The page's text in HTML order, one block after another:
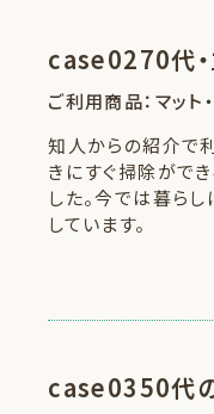
case0270代
ご利用商品：マット
知人からの紹介で
きにすぐ掃除がで
した。今では暮ら
しています。
case0350代